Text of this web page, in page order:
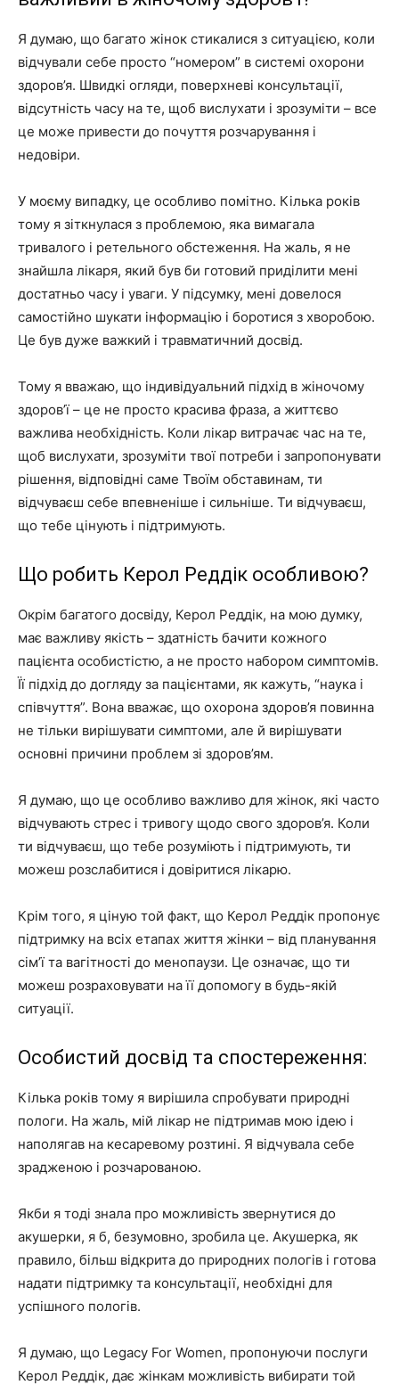
Я думаю, що багато жінок стикалися з ситуацією, коли
відчували себе просто “номером” в системі охорони
здоров’я. Швидкі огляди, поверхневі консультації,
відсутність часу на те, щоб вислухати і зрозуміти – все
це може привести до почуття розчарування і
недовіри.
У моєму випадку, це особливо помітно. Кілька років
тому я зіткнулася з проблемою, яка вимагала
тривалого і ретельного обстеження. На жаль, я не
знайшла лікаря, який був би готовий приділити мені
достатньо часу і уваги. У підсумку, мені довелося
самостійно шукати інформацію і боротися з хворобою.
Це був дуже важкий і травматичний досвід.
Тому я вважаю, що індивідуальний підхід в жіночому
здоров’ї – це не просто красива фраза, а життєво
важлива необхідність. Коли лікар витрачає час на те,
щоб вислухати, зрозуміти твої потреби і запропонувати
рішення, відповідні саме Твоїм обставинам, ти
відчуваєш себе впевненіше і сильніше. Ти відчуваєш,
що тебе цінують і підтримують.
Що робить Керол Реддік особливою?
Окрім багатого досвіду, Керол Реддік, на мою думку,
має важливу якість – здатність бачити кожного
пацієнта особистістю, а не просто набором симптомів.
Її підхід до догляду за пацієнтами, як кажуть, “наука і
співчуття”. Вона вважає, що охорона здоров’я повинна
не тільки вирішувати симптоми, але й вирішувати
основні причини проблем зі здоров’ям.
Я думаю, що це особливо важливо для жінок, які часто
відчувають стрес і тривогу щодо свого здоров’я. Коли
ти відчуваєш, що тебе розуміють і підтримують, ти
можеш розслабитися і довіритися лікарю.
Крім того, я ціную той факт, що Керол Реддік пропонує
підтримку на всіх етапах життя жінки – від планування
сім’ї та вагітності до менопаузи. Це означає, що ти
можеш розраховувати на її допомогу в будь-якій
ситуації.
Особистий досвід та спостереження:
Кілька років тому я вирішила спробувати природні
пологи. На жаль, мій лікар не підтримав мою ідею і
наполягав на кесаревому розтині. Я відчувала себе
зрадженою і розчарованою.
Якби я тоді знала про можливість звернутися до
акушерки, я б, безумовно, зробила це. Акушерка, як
правило, більш відкрита до природних пологів і готова
надати підтримку та консультації, необхідні для
успішного пологів.
Я думаю, що Legacy For Women, пропонуючи послуги
Керол Реддік, дає жінкам можливість вибирати той